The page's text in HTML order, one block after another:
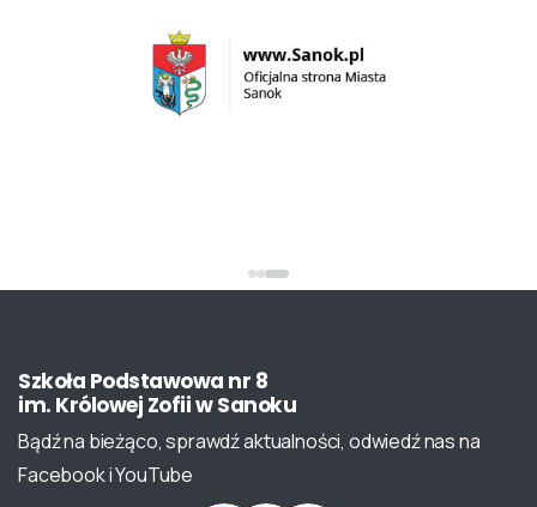
Szkoła Podstawowa nr 8
im. Królowej ZofiiwSanoku
Bądź na bieżąco, sprawdź aktualności, odwiedź nas na
Facebook i YouTube